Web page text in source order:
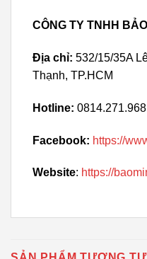
CÔNG TY TNHH
Địa chỉ: 532/15/35A
Thạnh, TP.HCM
Hotline: 0814.271.968
Facebook: https://
Website: https://